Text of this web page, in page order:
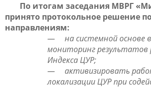
По итогам заседания МВРГ
принято протокольное решение
направлениям:
— на системной основе
мониторинг результатов
Индекса ЦУР;
— активизировать
локализации ЦУР при